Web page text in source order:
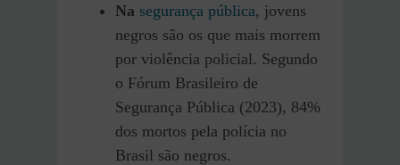
Na segurança pública, jovens
negros são os que mais morrem
por violência policial. Segundo
o Fórum Brasileiro de
Segurança Pública (2023), 84%
dos mortos pela polícia no
Brasil são negros.